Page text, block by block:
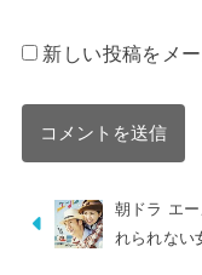
新しい投稿をメ
朝ドラ エ
れられな